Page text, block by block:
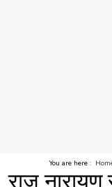
You are here :